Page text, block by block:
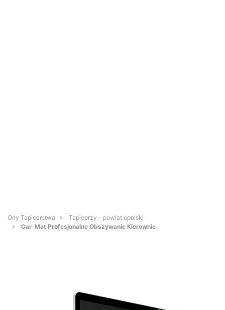
Orły Tapicerstwa
Tapicerzy - powiat opolski
Car-Mat Profesjonalne Obszywanie Kierownic